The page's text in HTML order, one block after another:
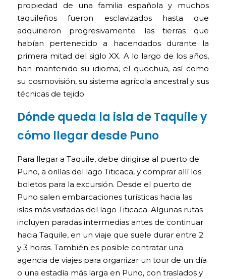
propiedad de una familia española y muchos
taquileños fueron esclavizados hasta que
adquirieron progresivamente las tierras que
habían pertenecido a hacendados durante la
primera mitad del siglo XX. A lo largo de los años,
han mantenido su idioma, el quechua, así como
su cosmovisión, su sistema agrícola ancestral y sus
técnicas de tejido.
Dónde queda la isla de Taquile y
cómo llegar desde Puno
Para llegar a Taquile, debe dirigirse al puerto de
Puno, a orillas del lago Titicaca, y comprar allí los
boletos para la excursión. Desde el puerto de
Puno salen embarcaciones turísticas hacia las
islas más visitadas del lago Titicaca. Algunas rutas
incluyen paradas intermedias antes de continuar
hacia Taquile, en un viaje que suele durar entre 2
y 3 horas. También es posible contratar una
agencia de viajes para organizar un tour de un día
o una estadía más larga en Puno, con traslados y